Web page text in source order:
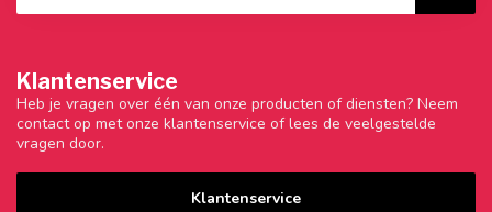
Klantenservice
Heb je vragen over één van onze producten of diensten? Neem
contact op met onze klantenservice of lees de veelgestelde
vragen door.
Klantenservice